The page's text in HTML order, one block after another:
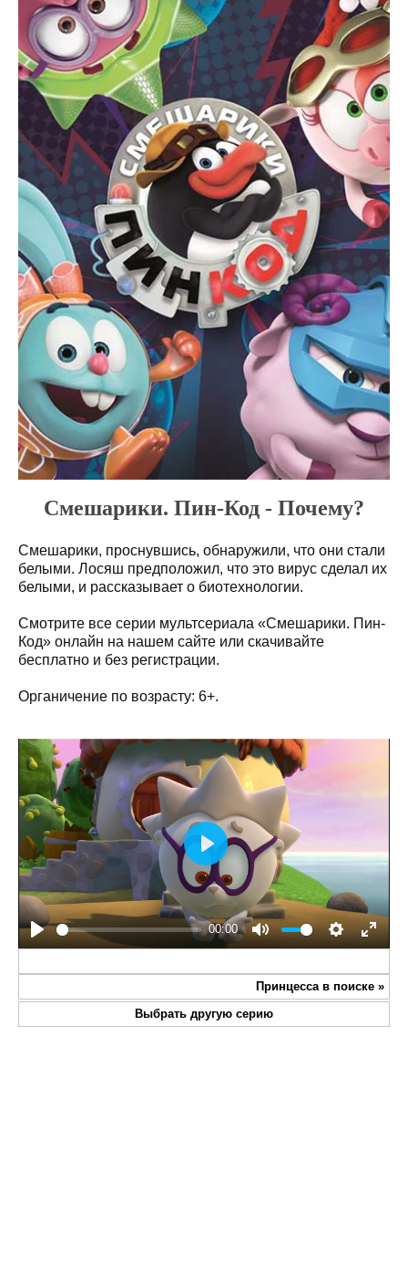
Смешарики. Пин-Код - Почему?
Смешарики, проснувшись, обнаружили, что они стали
белыми. Лосяш предположил, что это вирус сделал их
белыми, и рассказывает о биотехнологии.
Смотрите все серии мультсериала «Смешарики. Пин-
Код» онлайн на нашем сайте или скачивайте
бесплатно и без регистрации.
Органичение по возрасту: 6+.
Play
00:00
Mute Settings
Enter
Play
Принцесса в поиске »
Выбрать другую серию